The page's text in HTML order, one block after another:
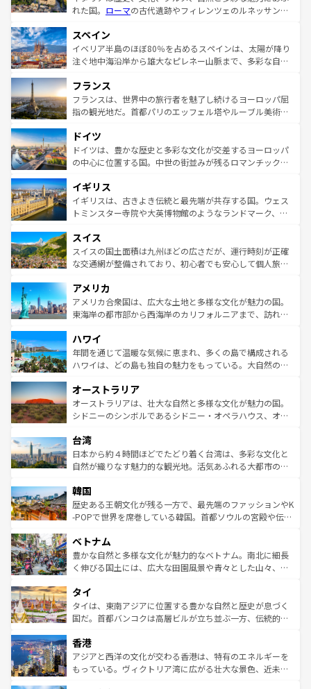
れた国。 ローマの古代遺跡やフィレンツェのルネッサンス
ろん、トスカーナの美しい田園風景やアマルフィ海岸の絶
景など、自然景観も見逃せない。観光の合間には、本場の
ピザやパスタなど、絶品のイタリア料理を堪能することも
ませてくれるイタリアで、忘れられない旅をしてみよう！
なお、新着のイタリア情報はコンテンツ一覧 を参照してほ
しい。
スペイン
イベリア半島のほぼ80％を占めるスペインは、太陽が降り
注ぐ地中海沿岸から雄大なピレネー山脈まで、多彩な自然
文化が根付くこの国では、情熱的なフラメンコ、熱気あふ
れる闘牛、そして美味しいタパスが生活の一部となってい
る。首都マドリードの洗練された雰囲気や、バルセロナの
の城塞都市、穏やかなビーチリゾートまで多彩な表情を見
せる。地方によって風土や気候が異なるスペインはその個
性で訪れる人を魅了する。 なお、新着のスペイン情報はコ
フランス
フランスは、世界中の旅行者を魅了し続けるヨーロッパ屈
指の観光地だ。首都パリのエッフェル塔やルーブル美術館
で、幅広い魅力が詰まっている。華麗な宮殿、歴史的な大
聖堂、美しいビーチ、そして豊かな自然が、訪れる者を心
から魅了する。また、フランスは美食の国としても知ら
いる。シャンパンの発祥地であるランス、プロヴァンスの
香り高いラベンダー畑など、多彩な楽しみ方が可能だ。さ
らに、パリ以外の地域にも魅力が溢れており、どの街角に
れる地方に足を運ぶとそれぞれで全く異なる文化を体験で
きるだろう。 なお、新着のフランス情報はコンテンツ一覧
を参照してほしい。
ドイツ
ドイツは、豊かな歴史と多彩な文化が交差するヨーロッパ
の中心に位置する国。中世の街並みが残るロマンチック街
顔を持つこの国は、どこを歩いても飽きることがない。ベ
ルリンの文化的活気、バイエルン州のアルプスの絶景、そ
してライン川沿いのワイン畑といった風景は必見。ビール
は、お酒好きな人にはぜひ体験してほしい。 なお、新着の
ドイツ情報はコンテンツ一覧を参照してほしい。
イギリス
イギリスは、古きよき伝統と最先端が共存する国。ウェス
トミンスター寺院や大英博物館のようなランドマーク、歴
リアごとに異なる魅力がある。また、優雅なアフタヌーン
ティー、ビール好きにはたまらない英国パブ、サッカー観
戦など、本場だからこそできる体験も豊富。イギリスを旅
ンツ一覧を参照してほしい。
スイス
スイスの国土面積は九州ほどの広さだが、運行時刻が正確
な交通網が整備されており、初心者でも安心して個人旅行
の建物がそのまま残る町や、スイスならではのユニークな
博物館もあり、アルプス観光だけでなく町歩きも満喫する
ことができる。国民の所得が高いため物価も高いが、旅行
ば市内交通費無料で観光を楽しむこともできる。 なお、新
着のスイス情報はコンテンツ一覧 を参照してほしい。
アメリカ
アメリカ合衆国は、広大な土地と多様な文化が魅力の国。
東海岸の都市部から西海岸のカリフォルニアまで、訪れる
のような巨大都市は、観光、ショッピング、エンターテイ
ンメントが詰まった刺激的なスポットだ。一方、アメリカ
西部には大自然が広がり、グランドキャニオンやイエロー
部のニューオーリンズでは、音楽と美食が融合した独特の
文化が魅力。旅行者はアメリカの各地域で異なる魅力を楽
しみながら、その多様性と豊かな歴史を感じることができ
ならではの贅沢な旅のスタイルだ。 なお、新着のアメリカ
情報はコンテンツ一覧を参照してほしい。
ハワイ
年間を通じて温暖な気候に恵まれ、多くの島で構成される
ハワイは、どの島も独自の魅力をもっている。大自然の神
ワイ島は見逃せない。また、定番の観光地といえばオアフ
島だが、静かな自然を求めるならマウイ島やカウアイ島が
おすすめ。エメラルドグリーンに輝く海をはじめ、豊かな
れるおもてなしの心で訪れる人々を迎えてくれるハワイの
人々、おいしいローカルフードやハワイアンミュージッ
ク、伝統的なフラダンスなど、すべてがハワイの魅力を彩
ワイを、存分に味わってほしい。 なお、新着のハワイ情報
はコンテンツ一覧を参照してほしい。
オーストラリア
オーストラリアは、壮大な自然と多様な文化が魅力の国。
シドニーのシンボルであるシドニー・オペラハウス、オー
リアリーフや大陸中央部にそびえるウルル（エアーズロッ
ク）、タスマニアの美しい原生林やケアンズの熱帯雨林な
ど、見どころがたくさん。また、カフェやワイン、オージ
いる。アクティビティも充実しており、サーフィンやダイ
ビング、ハイキングなど、アウトドア好きにはたまらな
い。オーストラリアの多彩な魅力を存分に味わいつくそ
参照してほしい。
台湾
日本から約４時間ほどでたどり着く台湾は、多彩な文化と
自然が織りなす魅力的な観光地。活気あふれる大都市の台
ン）、静ひつな山岳地帯である台湾東部など、都市の喧騒
と山間の静けさが共存しており、訪れる人に新しい発見と
驚きをもたらしてくれる。また、奥深い台湾の食文化も魅
容にもいいと評判のスイーツなど、バラエティ豊かな料理
が味わえる。 なお、新着の台湾情報は コンテンツ一覧を参
照してほしい。
韓国
歴史ある王朝文化が残る一方で、最先端のファッションやK
-POPで世界を席巻している韓国。首都ソウルの宮殿や伝統
き、地方に足を延ばせば四季折々の自然美を楽しむことが
できる。そして、キムチや焼肉、絶品のストリートフード
まで、さまざまな韓国料理が待っている。夜には、韓国な
リティに包まれながら、韓国の多彩な魅力を心ゆくまで味
わってみてほしい。 なお、新着の韓国情報はコンテンツ一
覧を参照してほしい。
ベトナム
豊かな自然と多様な文化が魅力的なベトナム。南北に細長
く伸びる国土には、広大な田園風景や青々とした山々、世
急速な発展と共に伝統が息づく。ハノイの古い町並みやホ
ーチミン市のフランス統治時代の建物も、独特の雰囲気を
醸し出している。また、バラエティの豊かさとおいしさで
とつ。フォーやバインミー、ベトナムコーヒーなどは、ぜ
ひ現地で味わいたい。どの地域を訪れてもあたたかい人々
が旅行者を迎えてくれるので、きっと忘れられない旅にな
タイ
タイは、東南アジアに位置する豊かな自然と歴史が息づく
国だ。首都バンコクは高層ビルが立ち並ぶ一方、伝統的な
の活気が交差している。北部ではチェンマイなどの山岳地
帯で自然と触れ合い、南部ではプーケットやクラビの美し
いビーチでリゾート気分を楽しむことができる。タイ料理
香港
アジアと西洋の文化が交わる香港は、特有のエネルギーを
もっている。ヴィクトリア湾に広がる壮大な景色、近未来